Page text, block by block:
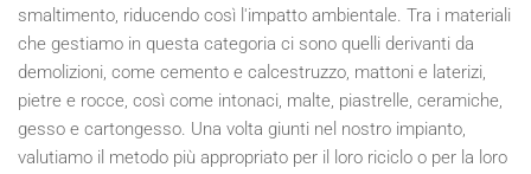
smaltimento, riducendo così l'impatto ambientale. Tra i materiali
che gestiamo in questa categoria ci sono quelli derivanti da
demolizioni, come cemento e calcestruzzo, mattoni e laterizi,
pietre e rocce, così come intonaci, malte, piastrelle, ceramiche,
gesso e cartongesso. Una volta giunti nel nostro impianto,
valutiamo il metodo più appropriato per il loro riciclo o per la loro